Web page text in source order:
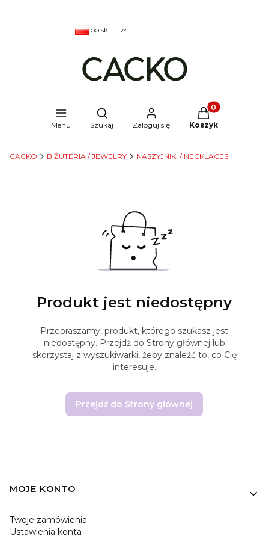
polski zł
Menu
Otwórz wyszukiwarkę
Szukaj Zaloguj się
Produkty w
Koszyk
CACKO BIŻUTERIA / JEWELRY NASZYJNIKI / NECKLACES
Produkt jest niedostępny
Przepraszamy, produkt, którego szukasz jest
niedostępny. Przejdź do Strony głównej lub
skorzystaj z wyszukiwarki, żeby znaleźć to, co Cię
interesuje.
Przejdź do Strony głównej
Linki w stopce
MOJE KONTO
Twoje zamówienia
Ustawienia konta